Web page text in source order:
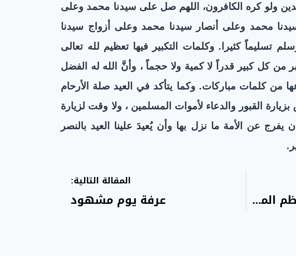
الدين ولو كره الكافرون، اللهم صل على سيدنا محمد وعلى
محمد وعلى أنصار سيدنا محمد وعلى أزواج سيدنا
تسليماً كثيرا. وكلمات التكبير فيها تعظيم لله تعالى
من كل كبير قدراً لا كمية ولا حجماً ، وأنَّ الله له الفضل
من كلمات مباركات. وكما يتأكد في العيد صلة الأرحام
القبور والدعاء لأموات المسلمين ، ولا وقت لزيارة
يفرج عن الأمة ما نزل بها وأن يُعيدَ علينا العيد بالنصر
.
العرش سقف العالم وأعظم المخلوقات..
المقالة التالية:
عرفة يوم مشهود